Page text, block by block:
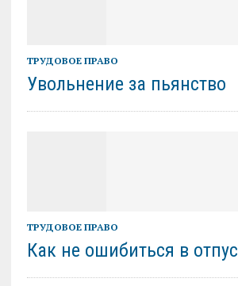
ТРУДОВОЕ ПРАВО
Увольнение за пьянство
ТРУДОВОЕ ПРАВО
Как не ошибиться в